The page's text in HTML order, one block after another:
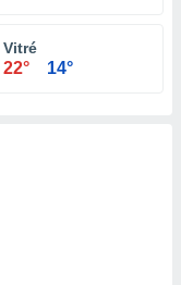
Vitré
22° 14°